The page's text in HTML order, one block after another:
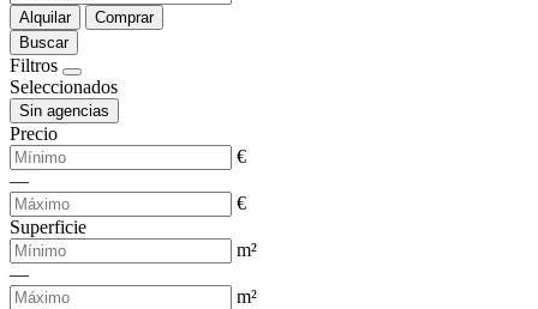
Alquilar
Comprar
Buscar
Filtros
Seleccionados
Sin agencias
Precio
€
—
€
Superficie
m²
—
m²